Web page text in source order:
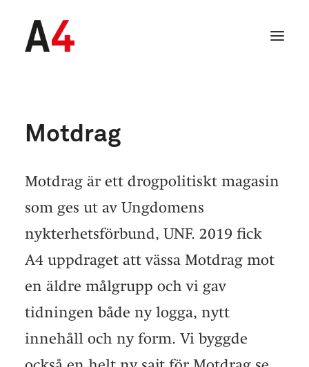
SEARCH
Motdrag
Motdrag är ett drogpolitiskt magasin
som ges ut av Ungdomens
nykterhetsförbund, UNF. 2019 fick
A4 uppdraget att vässa Motdrag mot
en äldre målgrupp och vi gav
tidningen både ny logga, nytt
innehåll och ny form. Vi byggde